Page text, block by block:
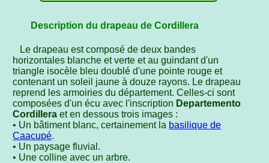
Description du drapeau de Cordillera
Le drapeau est composé de deux bandes
horizontales blanche et verte et au guindant d'un
triangle isocèle bleu doublé d'une pointe rouge et
contenant un soleil jaune à douze rayons. Le drapeau
reprend les armoiries du département. Celles-ci sont
composées d'un écu avec l'inscription Departemento
Cordillera et en dessous trois images :
• Un bâtiment blanc, certainement la basilique de
Caacupé.
• Un paysage fluvial.
• Une colline avec un arbre.